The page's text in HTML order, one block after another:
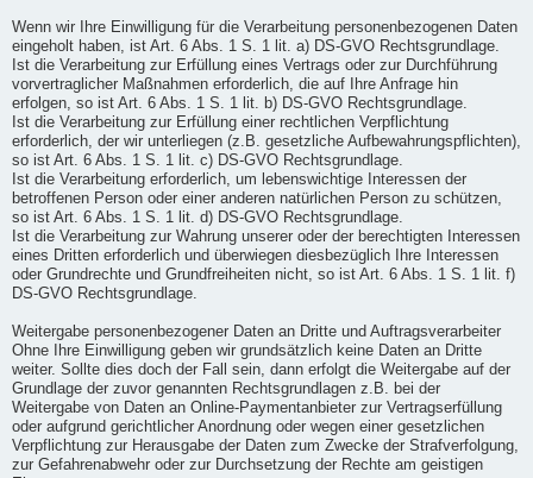
Wenn wir Ihre Einwilligung für die Verarbeitung personenbezogenen Daten
eingeholt haben, ist Art. 6 Abs. 1 S. 1 lit. a) DS-GVO Rechtsgrundlage.
Ist die Verarbeitung zur Erfüllung eines Vertrags oder zur Durchführung
vorvertraglicher Maßnahmen erforderlich, die auf Ihre Anfrage hin
erfolgen, so ist Art. 6 Abs. 1 S. 1 lit. b) DS-GVO Rechtsgrundlage.
Ist die Verarbeitung zur Erfüllung einer rechtlichen Verpflichtung
erforderlich, der wir unterliegen (z.B. gesetzliche Aufbewahrungspflichten),
so ist Art. 6 Abs. 1 S. 1 lit. c) DS-GVO Rechtsgrundlage.
Ist die Verarbeitung erforderlich, um lebenswichtige Interessen der
betroffenen Person oder einer anderen natürlichen Person zu schützen,
so ist Art. 6 Abs. 1 S. 1 lit. d) DS-GVO Rechtsgrundlage.
Ist die Verarbeitung zur Wahrung unserer oder der berechtigten Interessen
eines Dritten erforderlich und überwiegen diesbezüglich Ihre Interessen
oder Grundrechte und Grundfreiheiten nicht, so ist Art. 6 Abs. 1 S. 1 lit. f)
DS-GVO Rechtsgrundlage.
Weitergabe personenbezogener Daten an Dritte und Auftragsverarbeiter
Ohne Ihre Einwilligung geben wir grundsätzlich keine Daten an Dritte
weiter. Sollte dies doch der Fall sein, dann erfolgt die Weitergabe auf der
Grundlage der zuvor genannten Rechtsgrundlagen z.B. bei der
Weitergabe von Daten an Online-Paymentanbieter zur Vertragserfüllung
oder aufgrund gerichtlicher Anordnung oder wegen einer gesetzlichen
Verpflichtung zur Herausgabe der Daten zum Zwecke der Strafverfolgung,
zur Gefahrenabwehr oder zur Durchsetzung der Rechte am geistigen